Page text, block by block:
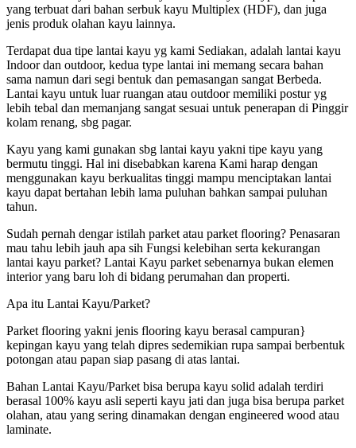
yang terbuat dari bahan serbuk kayu Multiplex (HDF), dan juga
jenis produk olahan kayu lainnya.
Terdapat dua tipe lantai kayu yg kami Sediakan, adalah lantai kayu
Indoor dan outdoor, kedua type lantai ini memang secara bahan
sama namun dari segi bentuk dan pemasangan sangat Berbeda.
Lantai kayu untuk luar ruangan atau outdoor memiliki postur yg
lebih tebal dan memanjang sangat sesuai untuk penerapan di Pinggir
kolam renang, sbg pagar.
Kayu yang kami gunakan sbg lantai kayu yakni tipe kayu yang
bermutu tinggi. Hal ini disebabkan karena Kami harap dengan
menggunakan kayu berkualitas tinggi mampu menciptakan lantai
kayu dapat bertahan lebih lama puluhan bahkan sampai puluhan
tahun.
Sudah pernah dengar istilah parket atau parket flooring? Penasaran
mau tahu lebih jauh apa sih Fungsi kelebihan serta kekurangan
lantai kayu parket? Lantai Kayu parket sebenarnya bukan elemen
interior yang baru loh di bidang perumahan dan properti.
Apa itu Lantai Kayu/Parket?
Parket flooring yakni jenis flooring kayu berasal campuran}
kepingan kayu yang telah dipres sedemikian rupa sampai berbentuk
potongan atau papan siap pasang di atas lantai.
Bahan Lantai Kayu/Parket bisa berupa kayu solid adalah terdiri
berasal 100% kayu asli seperti kayu jati dan juga bisa berupa parket
olahan, atau yang sering dinamakan dengan engineered wood atau
laminate.